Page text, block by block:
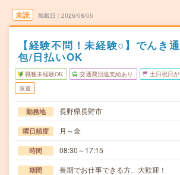
未読 掲載日 2026/08/05
【経験不問！未経験○】でんき
包/日払いOK
職種未経験OK 交通費別途支給あり 土日祝日
派遣
勤務地 長野県長野市
曜日頻度 月～金
時間 08:30～17:15
期間 長期でお仕事できる方、大歓迎！